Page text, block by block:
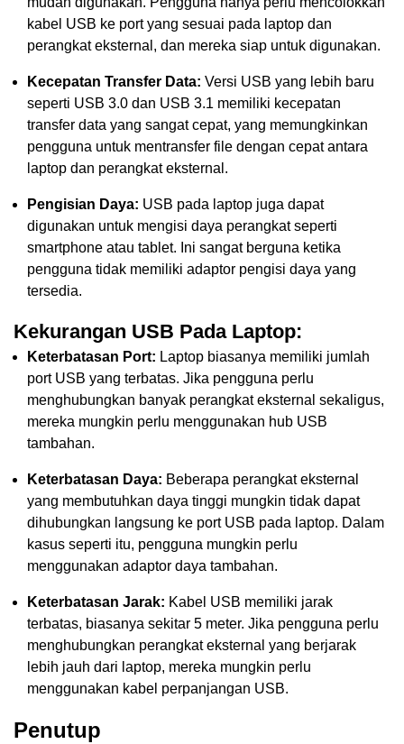
kabel USB ke port yang sesuai pada laptop dan
perangkat eksternal, dan mereka siap untuk digunakan.
Kecepatan Transfer Data: Versi USB yang lebih baru
seperti USB 3.0 dan USB 3.1 memiliki kecepatan
transfer data yang sangat cepat, yang memungkinkan
pengguna untuk mentransfer file dengan cepat antara
laptop dan perangkat eksternal.
Pengisian Daya: USB pada laptop juga dapat
digunakan untuk mengisi daya perangkat seperti
smartphone atau tablet. Ini sangat berguna ketika
pengguna tidak memiliki adaptor pengisi daya yang
tersedia.
Kekurangan USB Pada Laptop:
Keterbatasan Port: Laptop biasanya memiliki jumlah
port USB yang terbatas. Jika pengguna perlu
menghubungkan banyak perangkat eksternal sekaligus,
mereka mungkin perlu menggunakan hub USB
tambahan.
Keterbatasan Daya: Beberapa perangkat eksternal
yang membutuhkan daya tinggi mungkin tidak dapat
dihubungkan langsung ke port USB pada laptop. Dalam
kasus seperti itu, pengguna mungkin perlu
menggunakan adaptor daya tambahan.
Keterbatasan Jarak: Kabel USB memiliki jarak
terbatas, biasanya sekitar 5 meter. Jika pengguna perlu
menghubungkan perangkat eksternal yang berjarak
lebih jauh dari laptop, mereka mungkin perlu
menggunakan kabel perpanjangan USB.
Penutup